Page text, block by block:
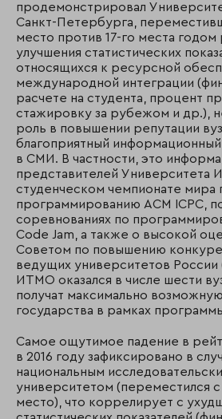
продемонстрировал
Санкт-Петербурга,
место против 17-го места
улучшения статистических
относящихся к ресурсной
международной интеграции
расчете на студента, процент
стажировку за рубежом и др.),
роль в повышении репутации
благоприятный
в СМИ. В частности, это
представителей Университета
студенческом чемпионате мира
программированию ACM ICPC,
соревнованиях по
Code Jam, а также о высокой
Советом по повышению
ведущих университетов России
ИТМО оказался в числе шести
получат максимально
государства в рамках
Самое ощутимое падение в
в 2016 году зафиксировано в
национальным
университетом (переместился
место), что коррелирует с